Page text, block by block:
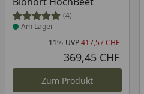
(4)
Am Lager
-11% UVP417,57 CHF
369,45 CHF
Zum Produkt